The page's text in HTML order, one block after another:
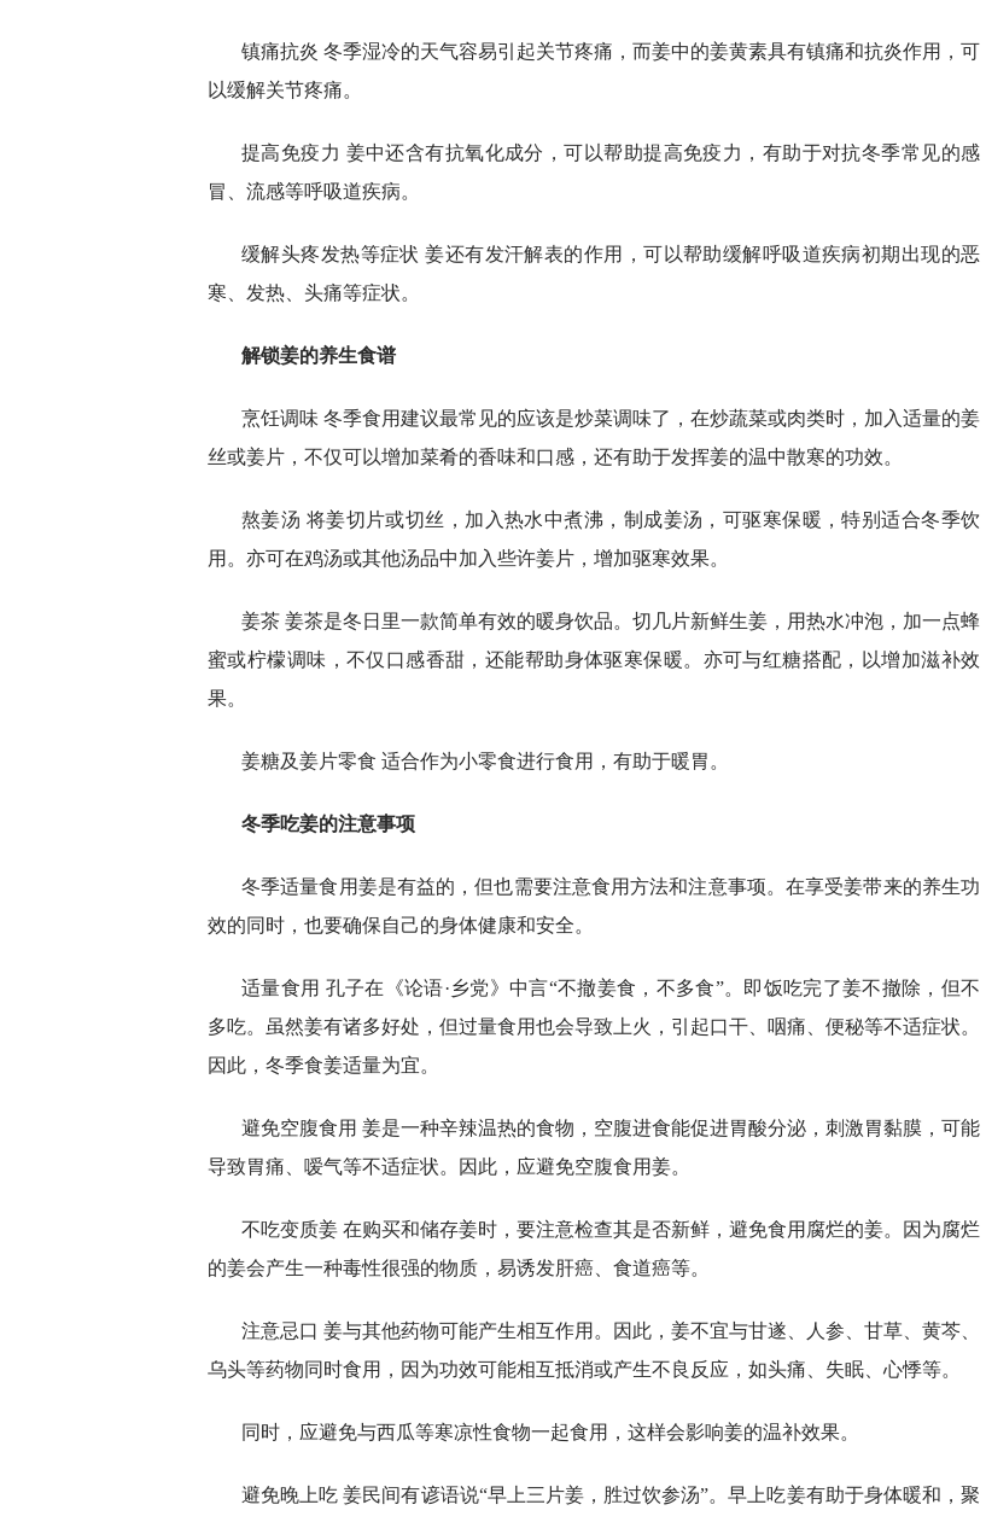
镇痛抗炎 冬季湿冷的天气容易引起关节疼痛，而姜中的姜黄素具有镇痛和抗炎作用，可
以缓解关节疼痛。
提高免疫力 姜中还含有抗氧化成分，可以帮助提高免疫力，有助于对抗冬季常见的感
冒、流感等呼吸道疾病。
缓解头疼发热等症状 姜还有发汗解表的作用，可以帮助缓解呼吸道疾病初期出现的恶
寒、发热、头痛等症状。
解锁姜的养生食谱
烹饪调味 冬季食用建议最常见的应该是炒菜调味了，在炒蔬菜或肉类时，加入适量的姜
丝或姜片，不仅可以增加菜肴的香味和口感，还有助于发挥姜的温中散寒的功效。
熬姜汤 将姜切片或切丝，加入热水中煮沸，制成姜汤，可驱寒保暖，特别适合冬季饮
用。亦可在鸡汤或其他汤品中加入些许姜片，增加驱寒效果。
姜茶 姜茶是冬日里一款简单有效的暖身饮品。切几片新鲜生姜，用热水冲泡，加一点蜂
蜜或柠檬调味，不仅口感香甜，还能帮助身体驱寒保暖。亦可与红糖搭配，以增加滋补效
果。
姜糖及姜片零食 适合作为小零食进行食用，有助于暖胃。
冬季吃姜的注意事项
冬季适量食用姜是有益的，但也需要注意食用方法和注意事项。在享受姜带来的养生功
效的同时，也要确保自己的身体健康和安全。
适量食用 孔子在《论语·乡党》中言“不撤姜食，不多食”。即饭吃完了姜不撤除，但不
多吃。虽然姜有诸多好处，但过量食用也会导致上火，引起口干、咽痛、便秘等不适症状。
因此，冬季食姜适量为宜。
避免空腹食用 姜是一种辛辣温热的食物，空腹进食能促进胃酸分泌，刺激胃黏膜，可能
导致胃痛、嗳气等不适症状。因此，应避免空腹食用姜。
不吃变质姜 在购买和储存姜时，要注意检查其是否新鲜，避免食用腐烂的姜。因为腐烂
的姜会产生一种毒性很强的物质，易诱发肝癌、食道癌等。
注意忌口 姜与其他药物可能产生相互作用。因此，姜不宜与甘遂、人参、甘草、黄芩、
乌头等药物同时食用，因为功效可能相互抵消或产生不良反应，如头痛、失眠、心悸等。
同时，应避免与西瓜等寒凉性食物一起食用，这样会影响姜的温补效果。
避免晚上吃 姜民间有谚语说“早上三片姜，胜过饮参汤”。早上吃姜有助于身体暖和，聚